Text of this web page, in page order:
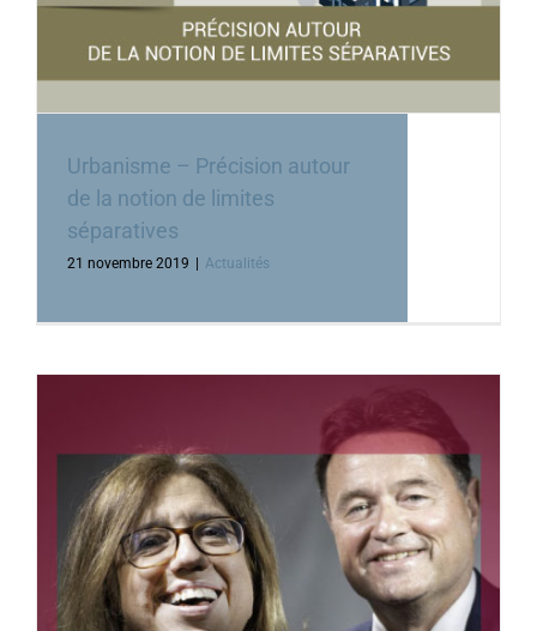
Urbanisme – Précision autour
de la notion de limites
séparatives
21 novembre 2019 Actualités